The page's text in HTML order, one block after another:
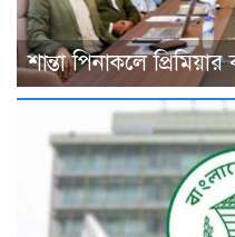
শান্তা পিনাকলে